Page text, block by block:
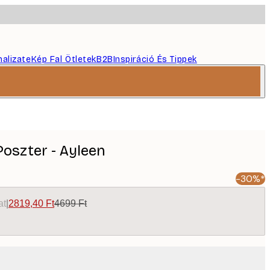
Kép Fal ÖtletekB2BInspiráció És Tippek
- Ayleen
-30%*
2819,40 Ft4699 Ft